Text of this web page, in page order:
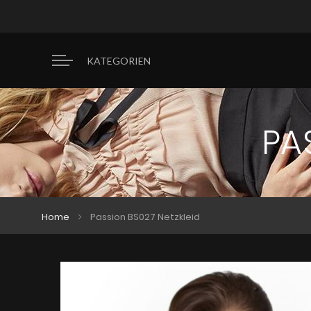
KATEGORIEN
Home Passion BS027 Netzkleid